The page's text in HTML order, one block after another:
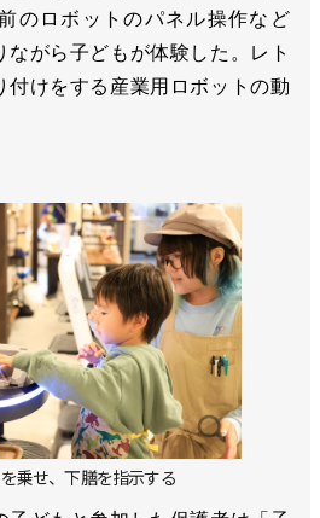
のロボットのパネル操作など
ながら子どもが体験した。レト
付けをする産業用ロボットの動
乗せ、下膳を指示する